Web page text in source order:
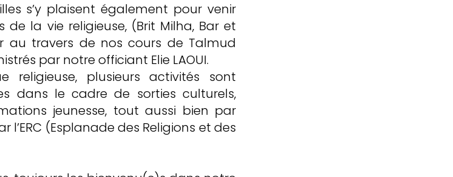
s’y plaisent également pour venir
de la vie religieuse, (Brit Milha, Bar et
au travers de nos cours de Talmud
par notre officiant Elie LAOUI.
religieuse, plusieurs activités sont
dans le cadre de sorties culturels,
jeunesse, tout aussi bien par
(Esplanade des Religions et des